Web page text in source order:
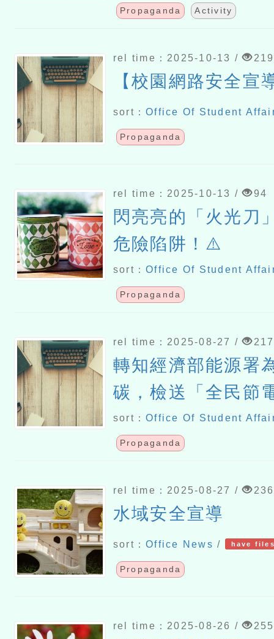
Propaganda Activity
rel time：2025-10-13 / 219
【校園網路安全宣
sort：Office Of Student
Propaganda
rel time：2025-10-13 / 94
閃亮亮的「火光刀
危險陷阱！⚠️
sort：Office Of Student
Propaganda
rel time：2025-08-27 / 217
轉知經濟部能源署
碳，檢送「全民節
起來！」宣導海報
sort：Office Of Student
Propaganda
rel time：2025-08-27 / 236
水域安全宣導
sort：Office News / have
Propaganda
rel time：2025-08-26 / 255